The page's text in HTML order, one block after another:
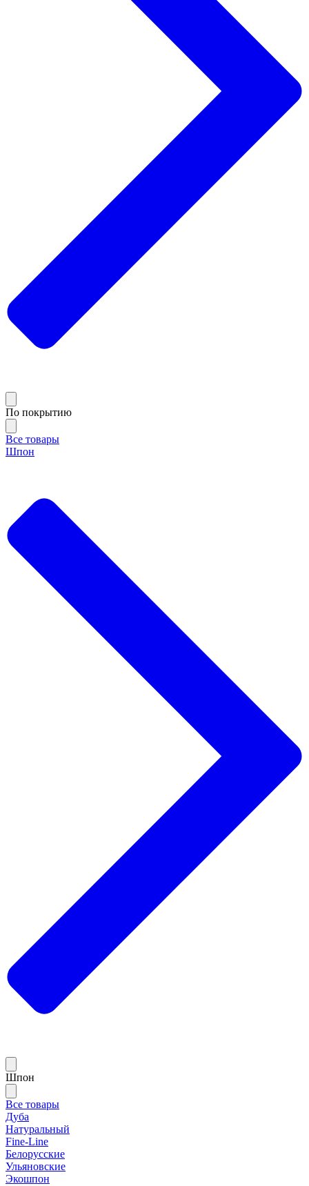
По покрытию
Все товары
Шпон
Шпон
Все товары
Дуба
Натуральный
Fine-Line
Белорусские
Ульяновские
Экошпон